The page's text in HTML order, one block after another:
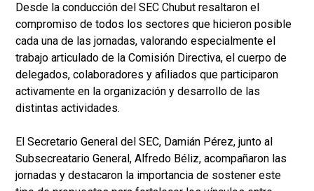
Desde la conducción del SEC Chubut resaltaron el
compromiso de todos los sectores que hicieron posible
cada una de las jornadas, valorando especialmente el
trabajo articulado de la Comisión Directiva, el cuerpo de
delegados, colaboradores y afiliados que participaron
activamente en la organización y desarrollo de las
distintas actividades.
El Secretario General del SEC, Damián Pérez, junto al
Subsecreatario General, Alfredo Béliz, acompañaron las
jornadas y destacaron la importancia de sostener este